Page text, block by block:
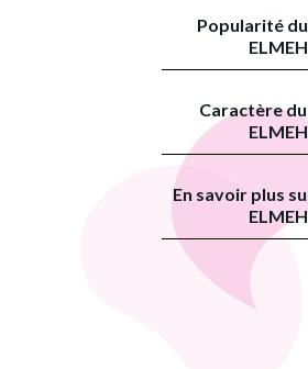
Popularité
Caractère
En savoir plus